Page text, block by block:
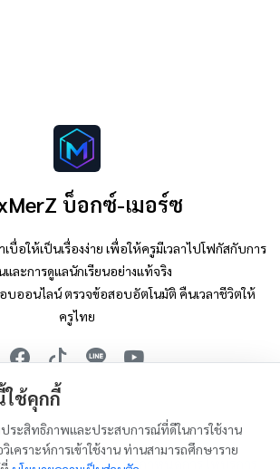
บ็อกซ์-เมอร์ซ
บื่อให้เป็นเรื่องง่าย เพื่อให้ครูมีเวลาไปโฟกัสกับการ
และการดูแลนักเรียนอย่างแท้จริง
บออนไลน์ ตรวจข้อสอบอัตโนมัติ คืนเวลาชีวิตให้
ครูไทย
Youtube : @nop.boxmerz
ยความเป็นส่วนตัว ข้อกำหนดการให้บริการ
ใช้คุกกี้
ประสิทธิภาพและประสบการณ์ที่ดีในการใช้งาน
เคราะห์การเข้าใช้งาน ท่านสามารถศึกษาราย